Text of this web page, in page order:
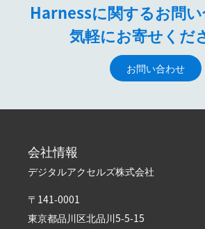
Harnessに関するお問
気軽にお寄せくだ
お問い合わせ
会社情報
デジタルアクセルズ株式会社
〒141-0001
東京都品川区北品川5-5-15​